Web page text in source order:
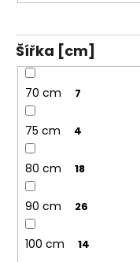
Šířka [cm]
70 cm 7
75 cm 4
80 cm 18
90 cm 26
100 cm 14